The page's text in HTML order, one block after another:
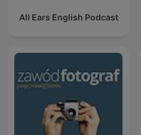
All Ears English Podcast